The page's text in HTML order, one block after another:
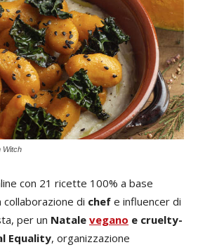
Witch
con 21 ricette 100% a base
di chef e influencer di
per un Natale vegano e cruelty-
Equality, organizzazione